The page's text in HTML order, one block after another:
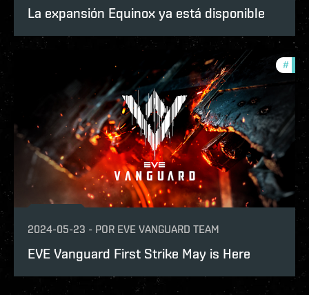
La expansión Equinox ya está disponible
#
2024-05-23 - POR EVE VANGUARD TEAM
EVE Vanguard First Strike May is Here